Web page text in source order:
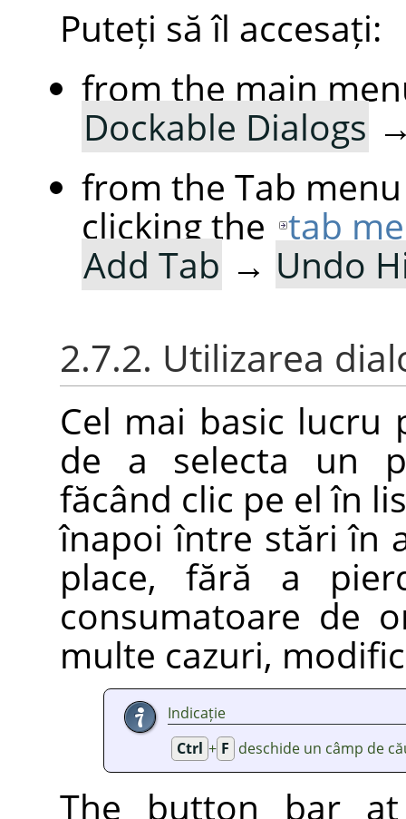
Puteți să îl accesați:
from the main
Dockable Dialogs
from the Tab
clicking the tab
Add Tab → Undo
2.7.2. Utilizarea
Cel mai basic lucru
de a selecta un
făcând clic pe el în
înapoi între stări în
place, fără a
consumatoare de
multe cazuri,
Indicație
Ctrl + F deschide un câmp de
The button bar